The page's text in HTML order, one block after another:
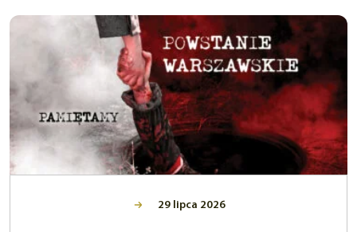
29 lipca 2026